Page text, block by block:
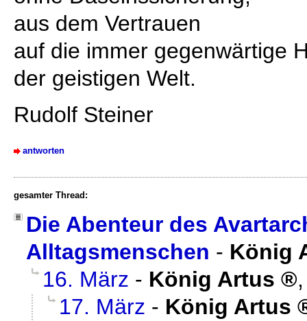
aus dem Vertrauen
auf die immer gegenwärtige
der geistigen Welt.
Rudolf Steiner
antworten
gesamter Thread:
Die Abenteur des
Alltagsmenschen - König
16. März - König Artus
17. März - König Artus